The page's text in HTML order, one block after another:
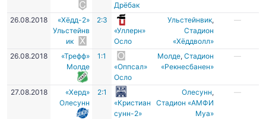
Дрёбак
26.08.2018
«Хёдд-2»
Ульстейнв
ик
2:3
«Уллерн»
Осло
Ульстейнвик,
Стадион
«Хёддволл»
—
26.08.2018
«Трефф»
Молде
1:1
«Оппсал»
Осло
Молде,Стадион
«Рекнесбанен»
—
27.08.2018
«Херд»
Олесунн
2:1
«Кристиан
сунн-2»
Олесунн,
Стадион «АМФИ
Муа»
—